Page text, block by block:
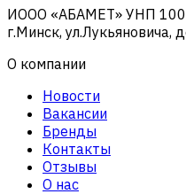
ИООО «АБАМЕТ» УНП
г.Минск, ул.Лукьяновича,
О компании
Новости
Вакансии
Бренды
Контакты
Отзывы
О нас